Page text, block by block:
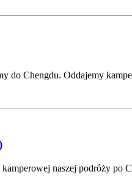
do Chengdu. Oddajemy
naszej podróży